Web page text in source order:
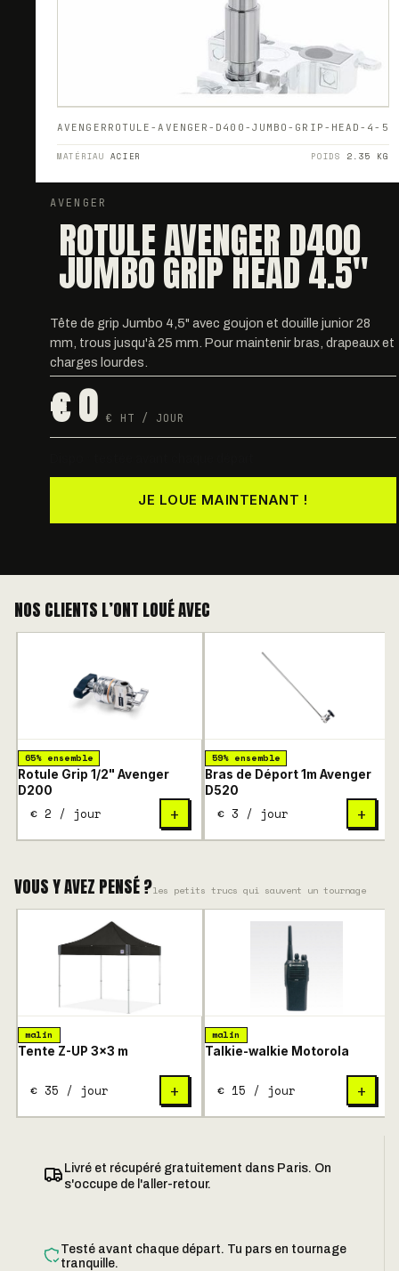
AVENGER ROTULE-AVENGER-D400-JUMBO-GRIP-HEAD-4-5
MATÉRIAUACIER POIDS 2.35 KG
AVENGER
ROTULE AVENGER D400
JUMBO GRIP HEAD 4.5''
Tête de grip Jumbo 4,5" avec goujon et douille junior 28
mm, trous jusqu'à 25 mm. Pour maintenir bras, drapeaux et
charges lourdes.
€ 0 € HT / JOUR
JE LOUE MAINTENANT !
NOS CLIENTS L’ONT LOUÉ AVEC
65% ensemble
Rotule Grip 1/2" Avenger
D200
€ 2 / jour +
59% ensemble
Bras de Déport 1m Avenger
D520
€ 3 / jour +
VOUS Y AVEZ PENSÉ ?les petits trucs qui sauvent un tournage
malin
Tente Z-UP 3×3 m
€ 35 / jour +
malin
Talkie-walkie Motorola
€ 15 / jour +
Livré et récupéré gratuitement dans Paris. On
s'occupe de l'aller-retour.
Testé avant chaque départ. Tu pars en tournage
tranquille.